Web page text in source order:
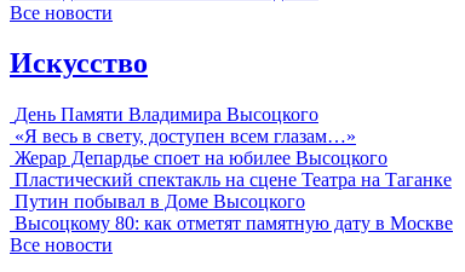
Все новости
Искусство
День Памяти Владимира Высоцкого
«Я весь в свету, доступен всем глазам…»
Жерар Депардье споет на юбилее Высоцкого
Пластический спектакль на сцене Театра на Таганке
Путин побывал в Доме Высоцкого
Высоцкому 80: как отметят памятную дату в Москве
Все новости